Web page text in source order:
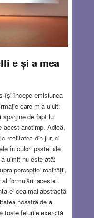
e și a mea
îşi începe emisiunea
care m-a uluit:
aparţine de fapt lui
acest anotimp. Adică,
realitatea din jur, ci
în culori pastel ale
uimit nu este atât
percepţiei realităţii,
formulării acestei
ei cea mai abstractă
noastră de a
toate felurile exercită